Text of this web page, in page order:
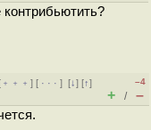
﹢﹢﹢] [ · · ·][↓] [↑]
–4
+ / –